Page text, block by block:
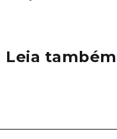
Leia também